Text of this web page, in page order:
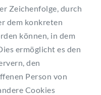
Zeichenfolge, durch
dem konkreten
können, in dem
ermöglicht es den
den
Person von
Cookies